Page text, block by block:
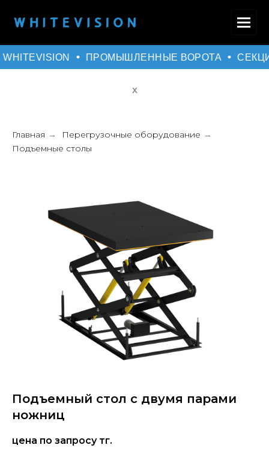
WHITEVISION ПРОМЫШЛЕННЫЕ ВОРОТА
Х
Главная → Перегрузочные оборудование →
Подъемные столы
Подъемный стол с двумя парами
ножниц
цена по запросу тг.